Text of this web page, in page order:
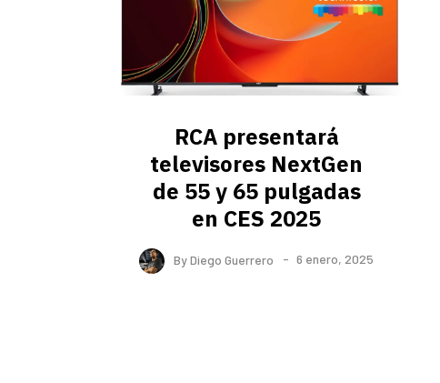
RCA presentará
televisores NextGen
de 55 y 65 pulgadas
en CES 2025
ByDiego Guerrero 6 enero, 2025